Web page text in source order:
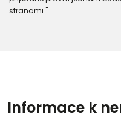
stranami."
Informace k